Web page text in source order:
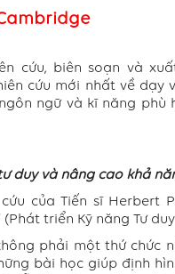
cứu, biên soạn và
cứu mới nhất về dạy
ngữ và kĩ năng
duy và nâng cao khả
của Tiến sĩ Herbert
triển Kỹ năng Tư
phải một thứ chức
bài học giúp định